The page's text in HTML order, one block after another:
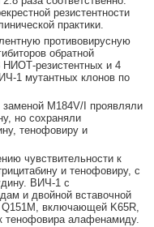
резистентности
практики.
противовирусную
обратной
НИОТ-резистентных и 4
1 мутантных клонов по
заменой M184V/I проявляли
но сохраняли
тенофовиру и
чувствительности к
и тенофовиру, с
ВИЧ-1 с
и двойной вставочной
Q151M, включающей K65R,
тенофовира алафенамиду.